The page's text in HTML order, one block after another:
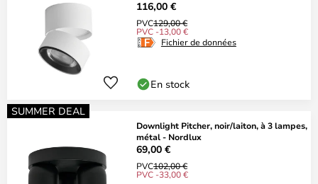
116,00 €
PVC129,00 €
PVC -13,00 €
Fichier de données
En stock
SUMMER DEAL
Downlight Pitcher, noir/laiton, à 3 lampes,
métal - Nordlux
69,00 €
PVC102,00 €
PVC -33,00 €